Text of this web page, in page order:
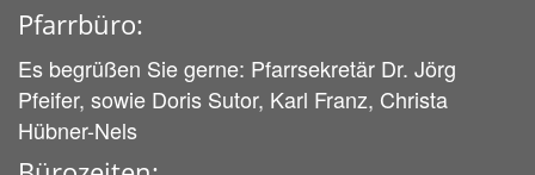
Pfarrbüro:
Es begrüßen Sie gerne: Pfarrsekretär Dr. Jörg
Pfeifer, sowie Doris Sutor, Karl Franz, Christa
Hübner-Nels